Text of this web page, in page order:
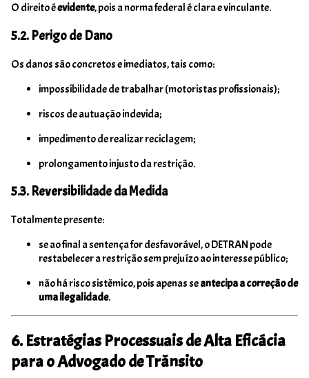
O direito éevidente, pois a norma federal é clara e vinculante.
5.2. Perigo de Dano
Os danos são concretos e imediatos, tais como:
impossibilidade de trabalhar (motoristas profissionais);
riscos de autuação indevida;
impedimento de realizar reciclagem;
prolongamento injusto da restrição.
5.3. Reversibilidade da Medida
Totalmente presente:
se ao final a sentença for desfavorável, o DETRAN pode
restabelecer a restrição sem prejuízo ao interesse público;
não há risco sistêmico, pois apenas seantecipa a correção de
uma ilegalidade.
6. Estratégias Processuais de Alta Eficácia
para o Advogado de Trânsito